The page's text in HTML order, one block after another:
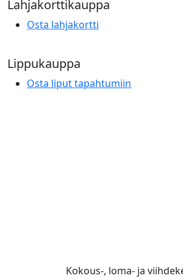
Lahjakorttikauppa
Osta lahjakortti
Lippukauppa
Osta liput tapahtumiin
Kokous-, loma- ja